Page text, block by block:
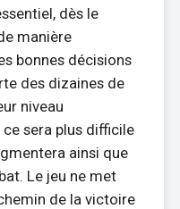
dès le
manière
bonnes décisions
des dizaines de
niveau
sera plus difficile
ainsi que
Le jeu ne met
de la victoire